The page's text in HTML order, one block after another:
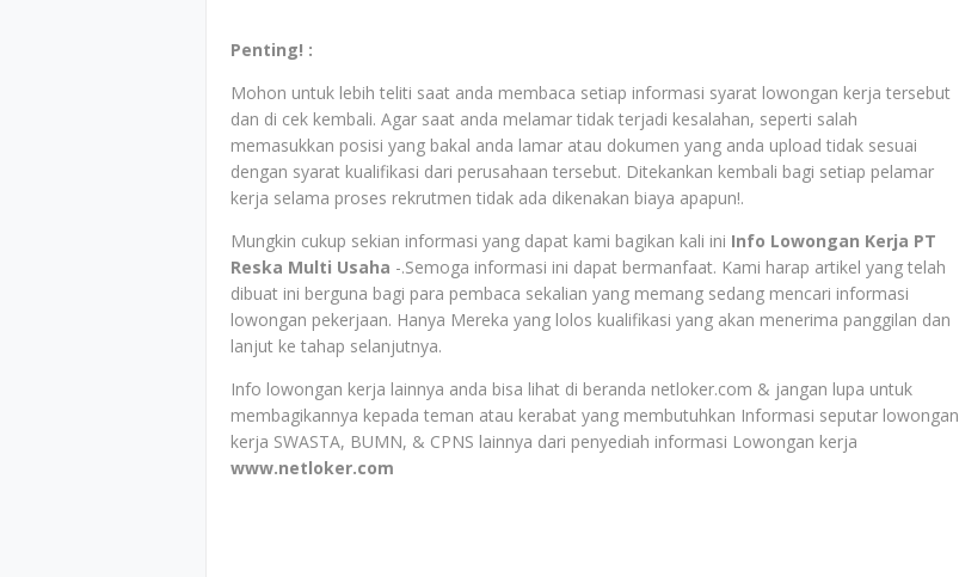
Penting! :
Mohon untuk lebih teliti saat anda membaca setiap informasi syarat lowongan kerja tersebut
dan di cek kembali. Agar saat anda melamar tidak terjadi kesalahan, seperti salah
memasukkan posisi yang bakal anda lamar atau dokumen yang anda upload tidak sesuai
dengan syarat kualifikasi dari perusahaan tersebut. Ditekankan kembali bagi setiap pelamar
kerja selama proses rekrutmen tidak ada dikenakan biaya apapun!.
Mungkin cukup sekian informasi yang dapat kami bagikan kali ini Info Lowongan Kerja PT
Reska Multi Usaha -.Semoga informasi ini dapat bermanfaat. Kami harap artikel yang telah
dibuat ini berguna bagi para pembaca sekalian yang memang sedang mencari informasi
lowongan pekerjaan. Hanya Mereka yang lolos kualifikasi yang akan menerima panggilan dan
lanjut ke tahap selanjutnya.
Info lowongan kerja lainnya anda bisa lihat di beranda netloker.com & jangan lupa untuk
membagikannya kepada teman atau kerabat yang membutuhkan Informasi seputar lowongan
kerja SWASTA, BUMN, & CPNS lainnya dari penyediah informasi Lowongan kerja
www.netloker.com